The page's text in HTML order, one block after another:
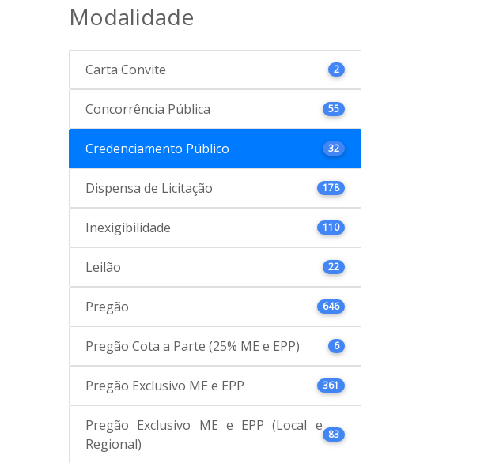
Modalidade
Carta Convite 2
Concorrência Pública 55
Credenciamento Público 32
Dispensa de Licitação 178
Inexigibilidade 110
Leilão 22
Pregão 646
Pregão Cota a Parte (25% ME e EPP) 6
Pregão Exclusivo ME e EPP 361
Pregão Exclusivo ME e EPP (Local e
Regional)
83